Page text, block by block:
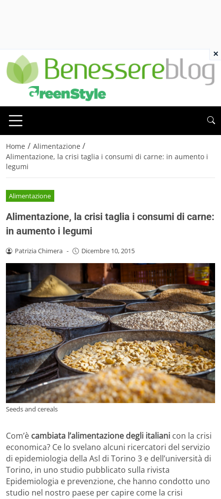
Home / Alimentazione /
Alimentazione, la crisi taglia i consumi di carne: in aumento i
legumi
Alimentazione
Alimentazione, la crisi taglia i consumi di carne:
in aumento i legumi
Patrizia Chimera - Dicembre 10, 2015
Seeds and cereals
Com’è cambiata l’alimentazione degli italiani con la crisi
economica? Ce lo svelano alcuni ricercatori del servizio
di epidemiologia della Asl di Torino 3 e dell’università di
Torino, in uno studio pubblicato sulla rivista
Epidemiologia e prevenzione, che hanno condotto uno
studio nel nostro paese per capire come la crisi
×